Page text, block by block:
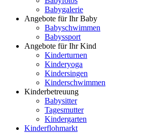
Babygalerie
Angebote für Ihr Baby
Babyschwimmen
Babyssport
Angebote für Ihr Kind
Kinderturnen
Kinderyoga
Kindersingen
Kinderschwimmen
Kinderbetreuung
Babysitter
Tagesmutter
Kindergarten
Kinderflohmarkt